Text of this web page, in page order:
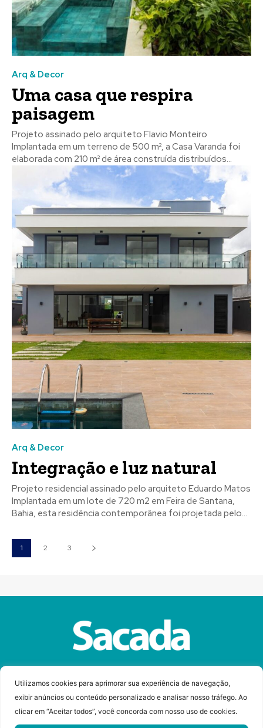
Utilizamos cookies para aprimorar sua experiência de navegação,
exibir anúncios ou conteúdo personalizado e analisar nosso tráfego. Ao
clicar em “Aceitar todos”, você concorda com nosso uso de cookies.
Arq & Decor
Uma casa que respira
paisagem
Projeto assinado pelo arquiteto Flavio Monteiro
Implantada em um terreno de 500 m², a Casa Varanda foi
elaborada com 210 m² de área construída distribuídos...
Arq & Decor
Integração e luz natural
Projeto residencial assinado pelo arquiteto Eduardo Matos
Implantada em um lote de 720 m2 em Feira de Santana,
Bahia, esta residência contemporânea foi projetada pelo...
1 2 3